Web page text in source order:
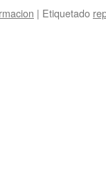
| Etiquetado